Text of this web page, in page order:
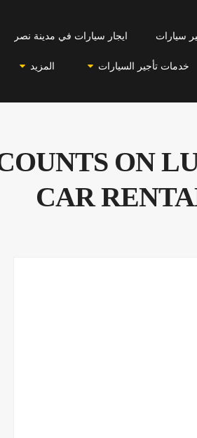
سيارات ايجار سيارات في مدينة نصر
خدمات تأجير السيارات المزيد
ON
CAR